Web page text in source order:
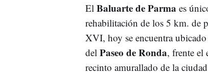
El Baluarte de Parma es
rehabilitación de los 5 km. de
XVI, hoy se encuentra
delPaseo de Ronda, frente el
recinto amurallado de la